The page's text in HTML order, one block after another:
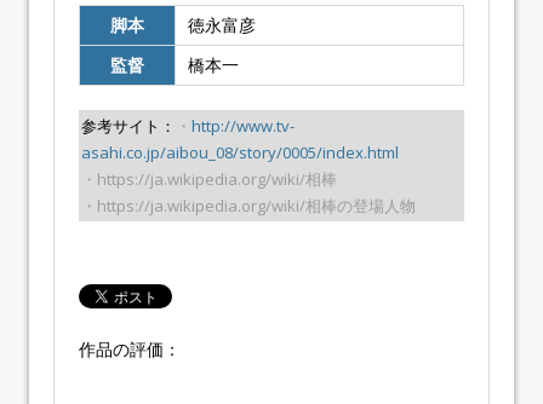
脚本
徳永富彦
監督
橋本一
参考サイト： ・ http://www.tv-
asahi.co.jp/aibou_08/story/0005/index.html
・https://ja.wikipedia.org/wiki/相棒
・https://ja.wikipedia.org/wiki/相棒の登場人物
作品の評価：